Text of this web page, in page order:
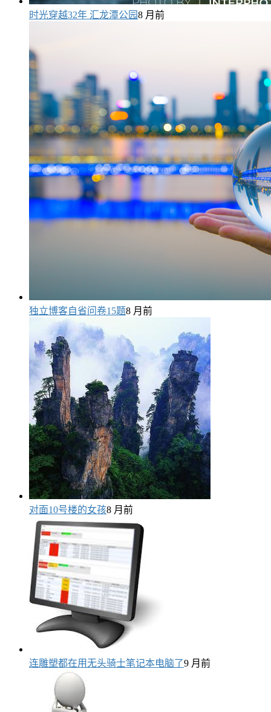
时光穿越32年 汇龙潭公园8 月前
独立博客自省问卷15题8 月前
对面10号楼的女孩8 月前
连雕塑都在用无头骑士笔记本电脑了9 月前